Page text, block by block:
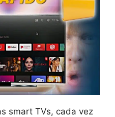
smart TVs, cada vez